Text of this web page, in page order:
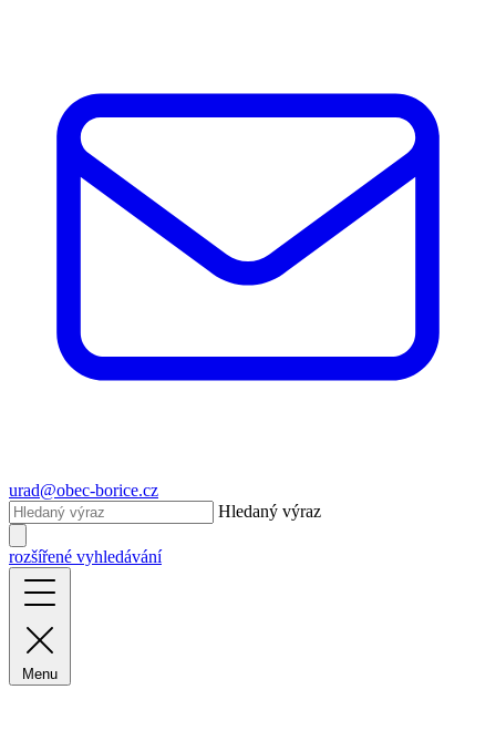
urad@obec-borice.cz
Hledaný výraz
rozšířené vyhledávání
Menu